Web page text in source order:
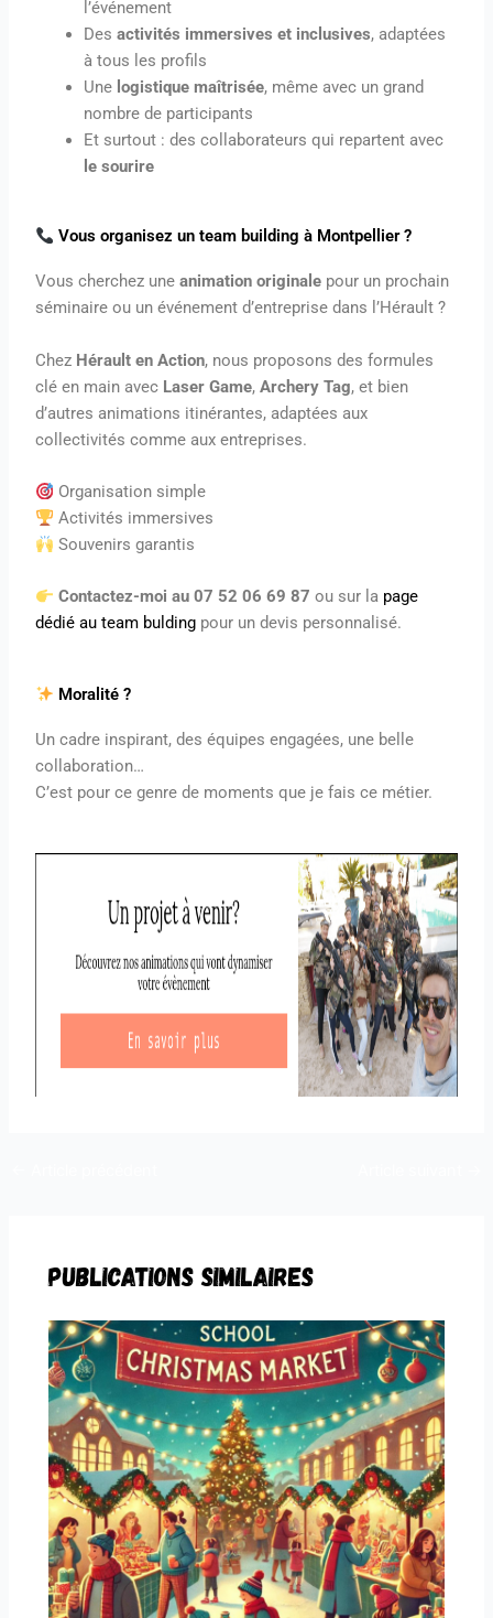
l’événement
Desactivités immersives et inclusives, adaptées
à tous les profils
Une logistique maîtrisée, même avec un grand
nombre de participants
Et surtout : des collaborateurs qui repartent avec
le sourire
Vous organisez un team building à Montpellier ?
Vous cherchez uneanimation originale pour un prochain
séminaire ou un événement d’entreprise dans l’Hérault ?
Chez Hérault en Action, nous proposons des formules
clé en main avec Laser Game,Archery Tag, et bien
d’autres animations itinérantes, adaptées aux
collectivités comme aux entreprises.
Organisation simple
Activités immersives
Souvenirs garantis
Contactez-moi au 07 52 06 69 87 ou sur la page
dédié au team bulding pour un devis personnalisé.
Moralité ?
Un cadre inspirant, des équipes engagées, une belle
collaboration…
C’est pour ce genre de moments que je fais ce métier.
Publications similaires